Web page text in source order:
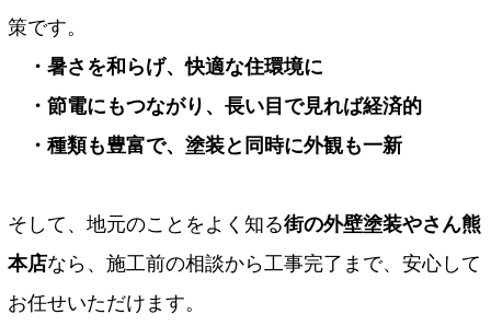
策です。
・暑さを和らげ、快適な住環境に
・節電にもつながり、長い目で見れば経済的
・種類も豊富で、塗装と同時に外観も一新
そして、地元のことをよく知る街の外壁塗装やさん熊
本店なら、施工前の相談から工事完了まで、安心して
お任せいただけます。